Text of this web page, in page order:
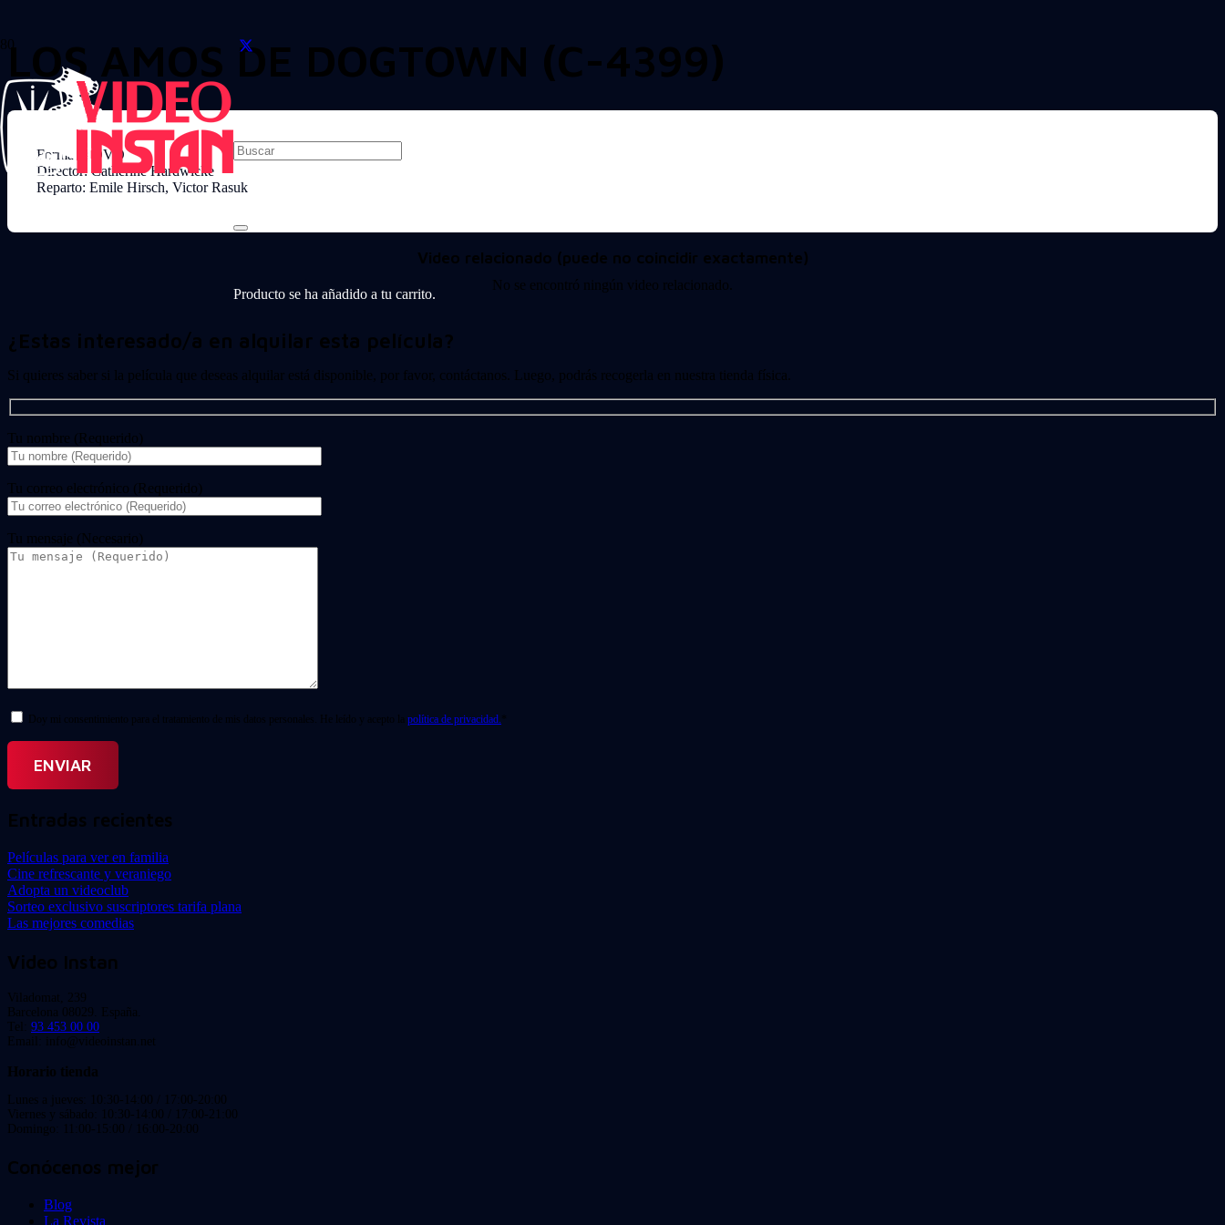
Producto se ha añadido a tu carrito.
LOS AMOS DE DOGTOWN (C-4399)
Formato: DVD
Director: Catherine Hardwicke
Reparto: Emile Hirsch, Victor Rasuk
Video relacionado (puede no coincidir exactamente)
No se encontró ningún video relacionado.
¿Estas interesado/a en alquilar esta película?
Si quieres saber si la película que deseas alquilar está disponible, por favor, contáctanos. Luego, podrás recogerla en nuestra tienda física.
Tu nombre (Requerido)
Tu correo electrónico (Requerido)
Tu mensaje (Necesario)
Doy mi consentimiento para el tratamiento de mis datos personales. He leído y acepto la política de privacidad. *
Entradas recientes
Películas para ver en familia
Cine refrescante y veraniego
Adopta un videoclub
Sorteo exclusivo suscriptores tarifa plana
Las mejores comedias
Video Instan
Viladomat, 239
Barcelona 08029. España.
Tel: 93 453 00 00
Email: info@videoinstan.net
Horario tienda
Lunes a jueves: 10:30-14:00 / 17:00-20:00
Viernes y sábado: 10:30-14:00 / 17:00-21:00
Domingo: 11:00-15:00 / 16:00-20:00
Conócenos mejor
Blog
La Revista